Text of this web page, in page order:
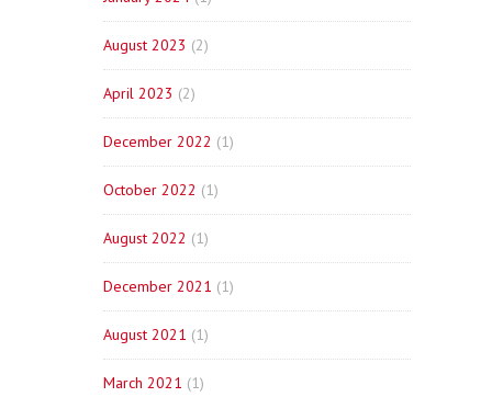
August 2023 (2)
April 2023 (2)
December 2022 (1)
October 2022 (1)
August 2022 (1)
December 2021 (1)
August 2021 (1)
March 2021 (1)